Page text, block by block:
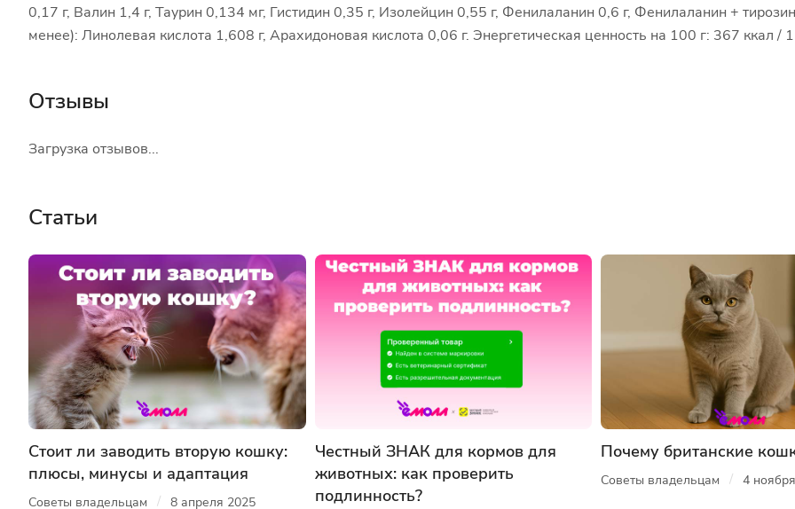
0,17 г, Валин 1,4 г, Таурин 0,134 мг, Гистидин 0,35 г, Изолейцин 0,55 г, Фенилаланин 0,6 г, Фенилаланин +
менее): Линолевая кислота 1,608 г, Арахидоновая кислота 0,06 г. Энергетическая ценность на 100 г: 367 ккал /
Отзывы
Загрузка отзывов...
Статьи
Стоит ли заводить вторую кошку:
плюсы, минусы и адаптация
Советы владельцам / 8 апреля 2025
Честный ЗНАК для кормов для
животных: как проверить
подлинность?
Почему британские
Советы владельцам / 4